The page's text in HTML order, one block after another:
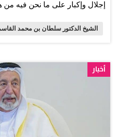
إجلال وإكبار على ما نحن فيه من
الشيخ الدكتور سلطان بن محمد
أخبار